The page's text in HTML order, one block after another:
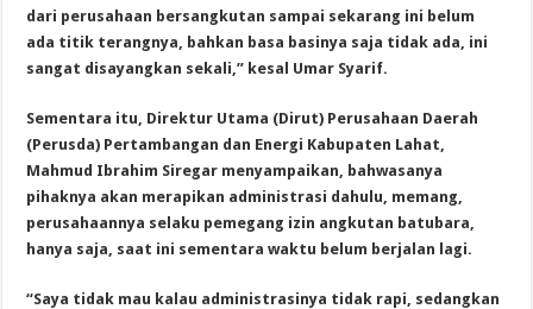
dari perusahaan bersangkutan sampai sekarang ini belum
ada titik terangnya, bahkan basa basinya saja tidak ada, ini
sangat disayangkan sekali,” kesal Umar Syarif.
Sementara itu, Direktur Utama (Dirut) Perusahaan Daerah
(Perusda) Pertambangan dan Energi Kabupaten Lahat,
Mahmud Ibrahim Siregar menyampaikan, bahwasanya
pihaknya akan merapikan administrasi dahulu, memang,
perusahaannya selaku pemegang izin angkutan batubara,
hanya saja, saat ini sementara waktu belum berjalan lagi.
“Saya tidak mau kalau administrasinya tidak rapi, sedangkan